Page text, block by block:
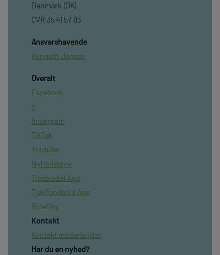
Denmark (DK)
CVR 35 41 57 93
Ansvarshavende
Kenneth Jensen
Overalt
Facebook
X
Instagram
TikTok
Youtube
Nyhedsbrev
Tipsbladet App
TjekFoodbold App
BlueSky
Kontakt
Kontakt medarbejder
Har du en nyhed?